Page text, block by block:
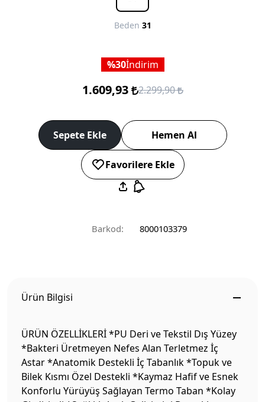
Beden 31
30İndirim
1.609,93 2.299,90
Sepete Ekle Hemen Al
Favorilere Ekle
Barkod: 8000103379
Ürün Bilgisi
ÜRÜN ÖZELLİKLERİ *PU Deri ve Tekstil Dış Yüzey
*Bakteri Üretmeyen Nefes Alan Terletmez İç
Astar *Anatomik Destekli İç Tabanlık *Topuk ve
Bilek Kısmı Özel Destekli *Kaymaz Hafif ve Esnek
Konforlu Yürüyüş Sağlayan Termo Taban *Kolay